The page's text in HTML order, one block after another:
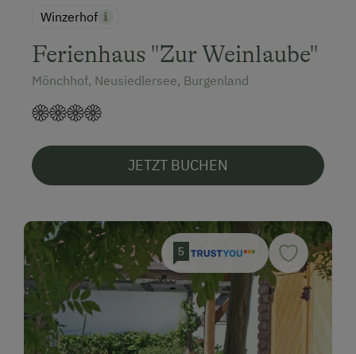
Winzerhof
Ferienhaus "Zur Weinlaube"
Mönchhof, Neusiedlersee, Burgenland
JETZT BUCHEN
5